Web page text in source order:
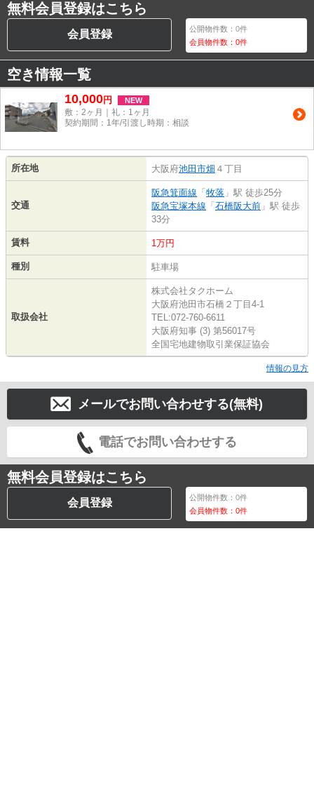
無料会員登録はこちら
会員登録 公開物件数：0件
会員物件数：0件
空き情報一覧
10,000円 NEW
敷：2ヶ月｜礼：1ヶ月
契約期間：1年/引渡し時期：相談
所在地 大阪府池田市畑 ４丁目
交通
阪急箕面線 「 牧落 」駅 徒歩25分
阪急宝塚本線 「 石橋阪大前 」駅 徒歩
33分
賃料 1万円
種別 駐車場
取扱会社
株式会社タクホーム
大阪府池田市石橋２丁目4-1
TEL:072-760-6611
大阪府知事 (3) 第56017号
全国宅地建物取引業保証協会
情報の見方
メールでお問い合わせする(無料)
電話でお問い合わせする
無料会員登録はこちら
会員登録 公開物件数：0件
会員物件数：0件